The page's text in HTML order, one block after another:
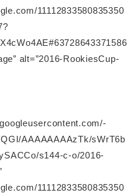
11112833580835350
alt=”2016-RookiesCup-
AAAAAAAAzTk/sWrT6b
s144-c-o/2016-
11112833580835350